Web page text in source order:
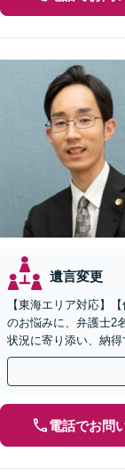
遺言変更
【東海エリア対応】
のお悩みに、弁護士2
状況に寄り添い、納
聞かせください【メ
電話でお問